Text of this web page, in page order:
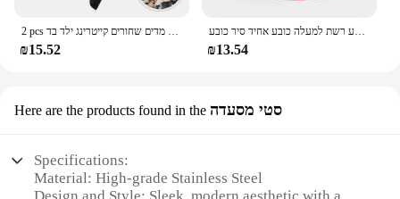
2 pcs ריתוך כובעים מצחיק כובע שף סקלי לגברים מדים שחורים קייטרינג ילד בד
₪15.52
שף כובע מסעדת מטבח בייקר קייטרינג בישול כובע נשים גברים מזון שירות עבודה כובע רשת למעלה כובע אחיד סיר כובע
₪13.54
Here are the products found in the סטי מסעדה
Specifications:
Material: High-grade Stainless Steel